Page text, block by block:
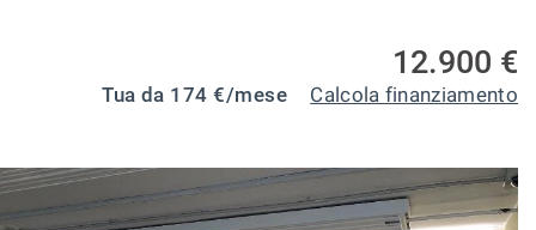
12.900 €
Tua da 174 €/mese Calcola finanziamento